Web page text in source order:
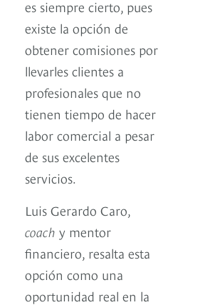
es siempre cierto, pues
existe la opción de
obtener comisiones por
llevarles clientes a
profesionales que no
tienen tiempo de hacer
labor comercial a pesar
de sus excelentes
servicios.
Luis Gerardo Caro,
coach y mentor
financiero, resalta esta
opción como una
oportunidad real en la